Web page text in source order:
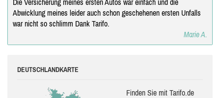
Die Versicherung meines ersten Autos war einfach und die
Abwicklung meines leider auch schon geschehenen ersten Unfalls
war nicht so schlimm Dank Tarifo.
Marie A.
DEUTSCHLANDKARTE
Finden Sie mit Tarifo.de